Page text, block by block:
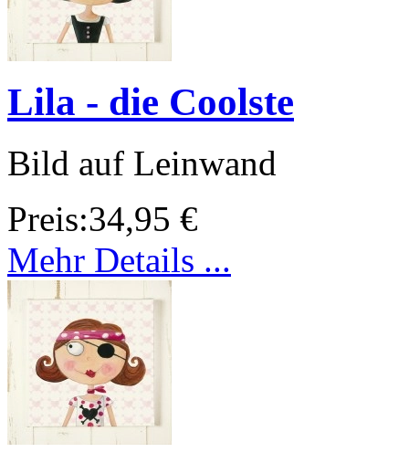
Lila - die Coolste
Bild auf Leinwand
Preis:34,95 €
Mehr Details ...